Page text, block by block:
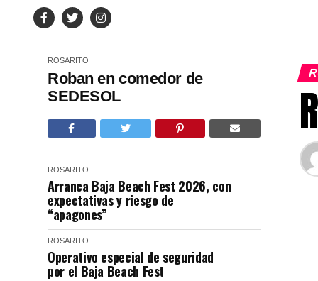
ROSARITO
Roban en comedor de
SEDESOL
ROSARITO
Arranca Baja Beach Fest 2026, con
expectativas y riesgo de
“apagones”
ROSARITO
Operativo especial de seguridad
por el Baja Beach Fest